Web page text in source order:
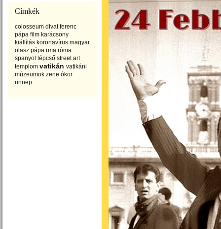
Címkék
colosseum divat ferenc
pápa film karácsony
kiállítás koronavírus magyar
olasz pápa rma róma
spanyol lépcső street art
templom vatikán vatikáni
múzeumok zene ókor
ünnep